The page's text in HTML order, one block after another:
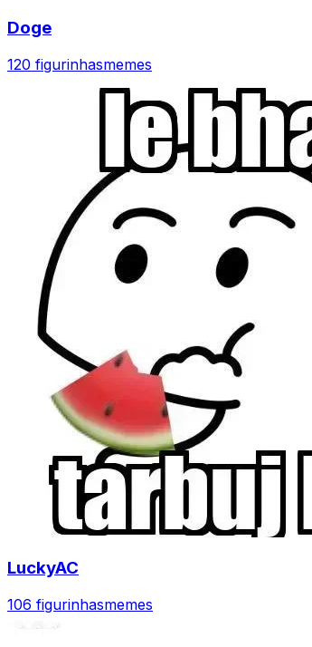
Doge
120 figurinhasmemes
LuckyAC
106 figurinhasmemes